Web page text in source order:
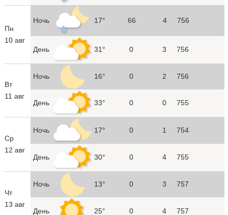
Пн
10 авг
Ночь 17° 66 4 756
День 31° 0 3 756
Вт
11 авг
Ночь 16° 0 2 756
День 33° 0 0 755
Ср
12 авг
Ночь 17° 0 1 754
День 30° 0 4 755
Чт
13 авг
Ночь 13° 0 3 757
День 25° 0 4 757